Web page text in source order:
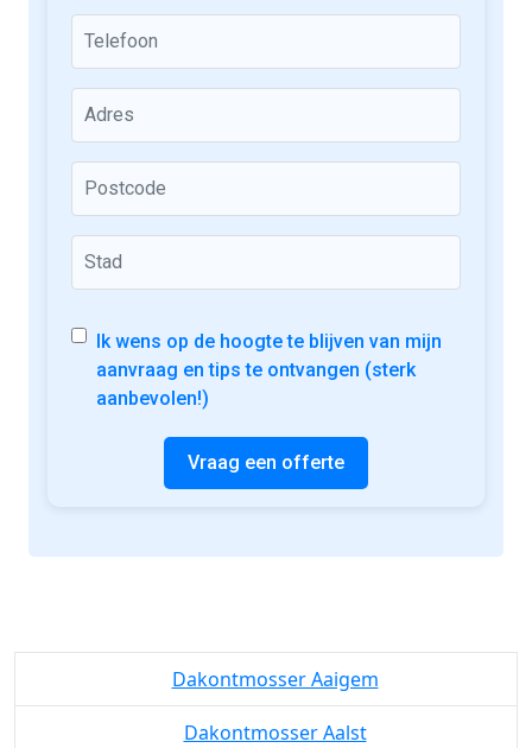
Ik wens op de hoogte te blijven van mijn
aanvraag en tips te ontvangen (sterk
aanbevolen!)
Vraag een offerte
Dakontmosser Aaigem
Dakontmosser Aalst